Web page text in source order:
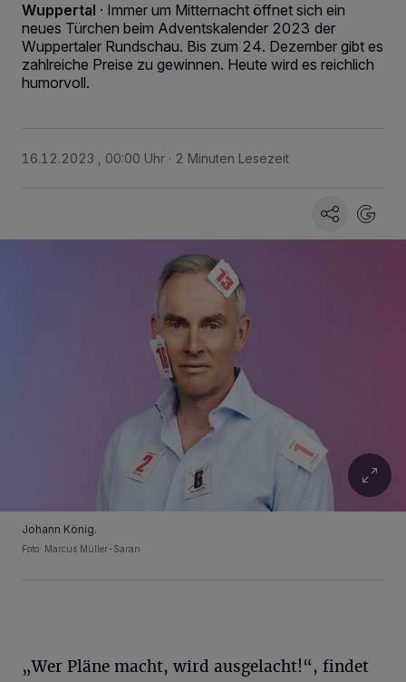
Wuppertal · Immer um Mitternacht öffnet sich ein
neues Türchen beim Adventskalender 2023 der
Wuppertaler Rundschau. Bis zum 24. Dezember gibt es
zahlreiche Preise zu gewinnen. Heute wird es reichlich
humorvoll.
16.12.2023 , 00:00 Uhr 2 Minuten Lesezeit
Johann König.
Foto: Marcus Müller-Saran
„Wer Pläne macht, wird ausgelacht!“, findet